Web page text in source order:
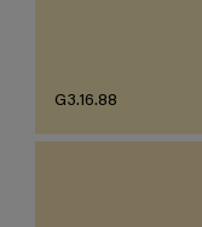
G3.16.88